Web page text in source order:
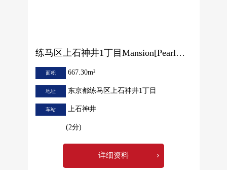
练马区上石神井1丁目Mansion[Pearl大楼]
面积 667.30m²
地址 东京都练马区上石神井1丁目
车站 上石神井
(2分)
详细资料